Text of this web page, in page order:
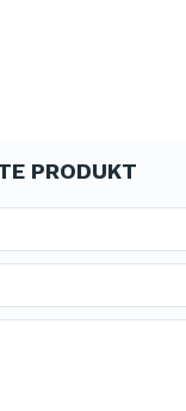
PRODUKT